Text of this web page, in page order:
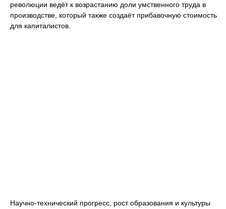
революции ведёт к возрастанию доли умственного труда в
производстве, который также создаёт прибавочную стоимость
для капиталистов.
Научно-технический прогресс, рост образования и культуры